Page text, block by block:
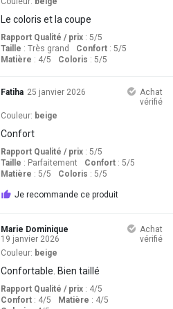
Le coloris et la coupe
Rapport Qualité / prix: 5/5
Taille : Très grand Confort: 5/5
Matière : 4/5 Coloris : 5/5
Fatiha 25 janvier 2026
Achat
vérifié
Couleur: beige
Confort
Rapport Qualité / prix: 5/5
Taille : Parfaitement Confort: 5/5
Matière : 5/5 Coloris : 5/5
Je recommande ce produit
Marie Dominique
19 janvier 2026
Achat
vérifié
Couleur: beige
Confortable. Bien taillé
Rapport Qualité / prix: 4/5
Confort: 4/5 Matière : 4/5